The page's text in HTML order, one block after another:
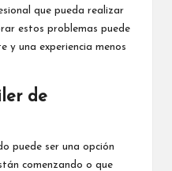
que pueda realizar
estos problemas puede
y una experiencia menos
de
puede ser una opción
comenzando o que